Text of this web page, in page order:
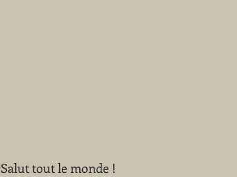
Salut tout le monde !